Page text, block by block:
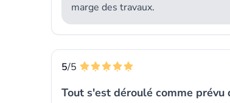
marge des travaux.
5/5
Tout s'est déroulé comme